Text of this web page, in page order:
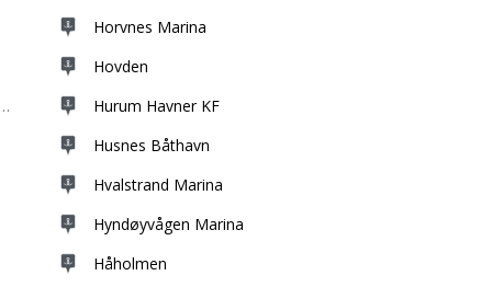
Horvnes Marina
Hovden
Hurum Havner KF
Husnes Båthavn
Hvalstrand Marina
Hyndøyvågen Marina
Håholmen